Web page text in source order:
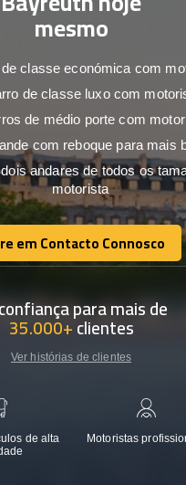
mesmo
classe económica com
de classe luxo com
de médio porte com
com reboque para mais
andares de todos os
motorista
em Contacto Connosco
em Contacto Connosco
para mais de
35.000+clientes
Ver histórias de clientes
de alta
Motoristas